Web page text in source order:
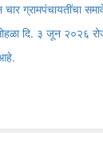
चार ग्रामपंचायतींचा
दि. ३ जून २०२६